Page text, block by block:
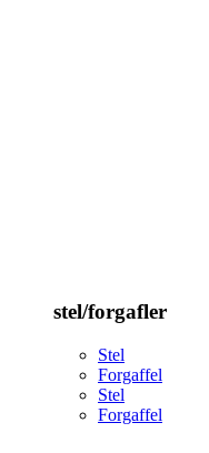
stel/forgafler
Stel
Forgaffel
Stel
Forgaffel